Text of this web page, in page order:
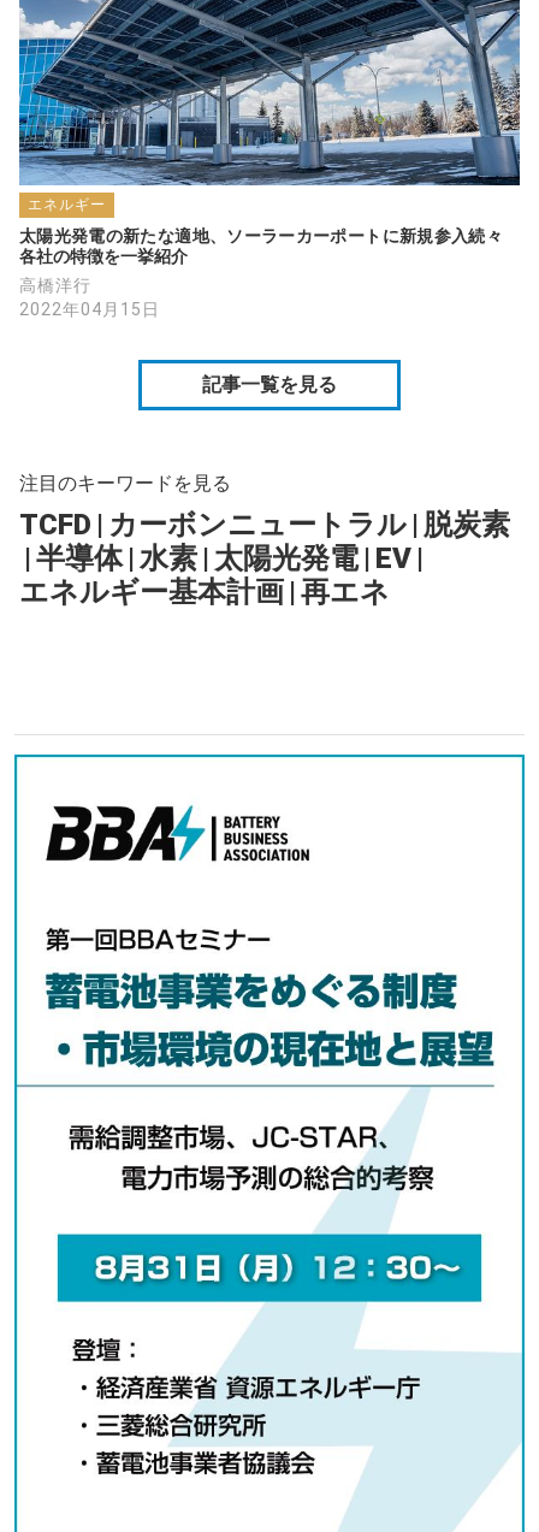
エネルギー
太陽光発電の新たな適地、ソーラーカーポートに新規参入続々
各社の特徴を一挙紹介
高橋洋行
2022年04月15日
記事一覧を見る
注目のキーワードを見る
TCFD | カーボンニュートラル | 脱炭素
|半導体 |水素 | 太陽光発電 | EV |
エネルギー基本計画 |再エネ